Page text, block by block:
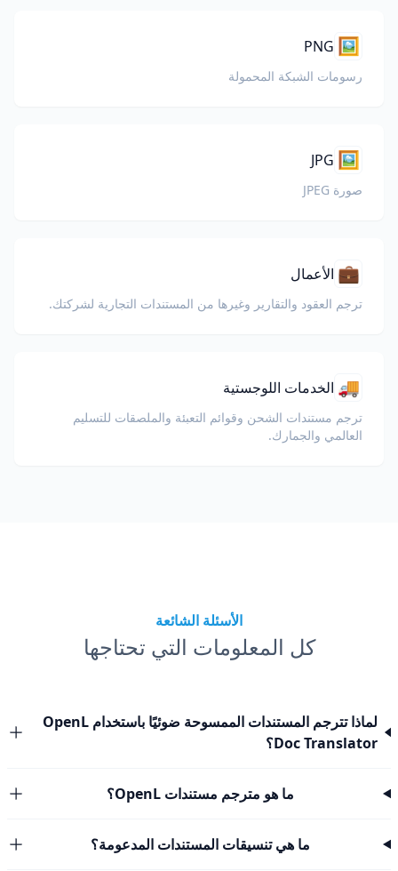
🖼️
PNG
رسومات الشبكة المحمولة
🖼️
JPG
صورة JPEG
💼 الأعمال
ترجم العقود والتقارير وغيرها من المستندات التجارية لشركتك.
🚚 الخدمات اللوجستية
ترجم مستندات الشحن وقوائم التعبئة والملصقات للتسليم
العالمي والجمارك.
الأسئلة الشائعة
كل المعلومات التي تحتاجها
لماذا تترجم المستندات الممسوحة ضوئيًا باستخدام OpenL
Doc Translator؟
ما هو مترجم مستندات OpenL؟
ما هي تنسيقات المستندات المدعومة؟